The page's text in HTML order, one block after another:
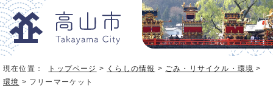
現在位置： トップページ > くらしの情報 > ごみ・リサイクル・環境 >
環境 > フリーマーケット